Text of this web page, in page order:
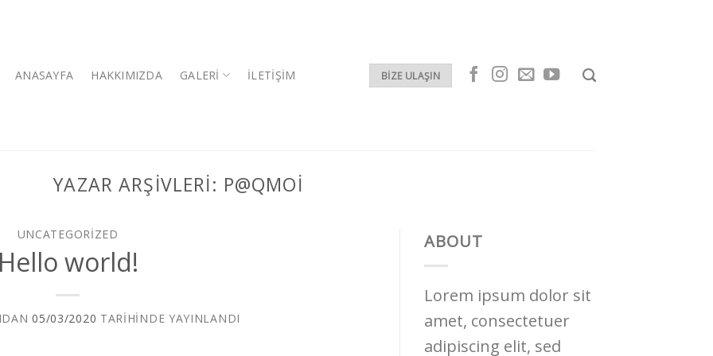
ANASAYFA HAKKIMIZDA GALERI İLETIŞIM BIZE ULAŞIN
YAZAR ARŞIVLERI: P@QMOI
UNCATEGORIZED
Hello world!
05/03/2020 TARIHINDE YAYINLANDI
ABOUT
Lorem ipsum dolor sit
amet, consectetuer
adipiscing elit, sed